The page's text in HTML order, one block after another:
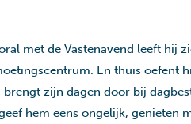
met de Vastenavend leeft hij
En thuis oefent
zijn dagen door bij
hem eens ongelijk, genieten